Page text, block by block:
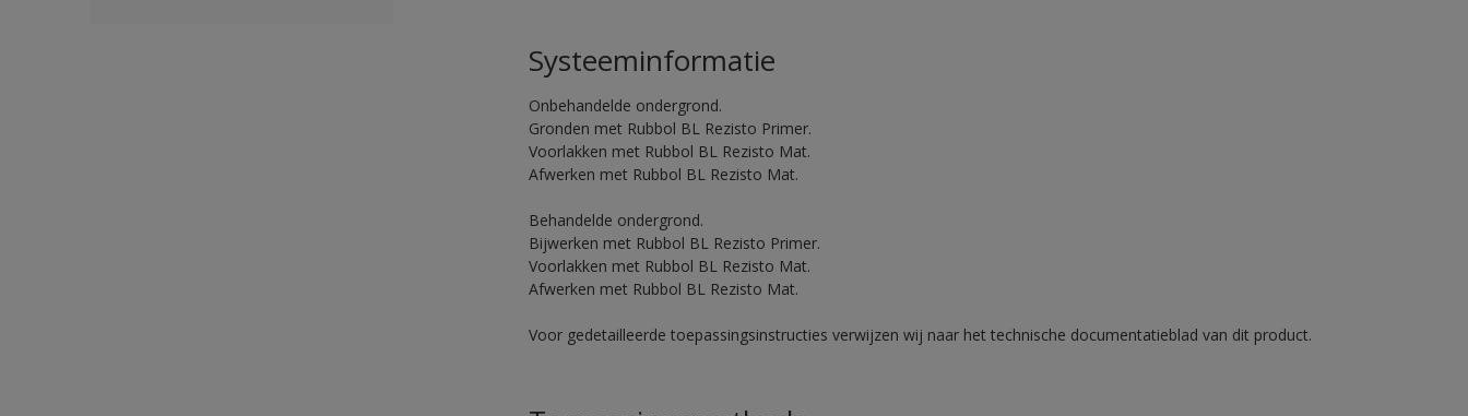
Systeeminformatie
Onbehandelde ondergrond.
Gronden met Rubbol BL Rezisto Primer.
Voorlakken met Rubbol BL Rezisto Mat.
Afwerken met Rubbol BL Rezisto Mat.
Behandelde ondergrond.
Bijwerken met Rubbol BL Rezisto Primer.
Voorlakken met Rubbol BL Rezisto Mat.
Afwerken met Rubbol BL Rezisto Mat.
Voor gedetailleerde toepassingsinstructies verwijzen wij naar het technische documentatieblad van dit product.